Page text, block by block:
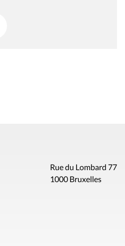
Rue du Lombard 77
1000 Bruxelles